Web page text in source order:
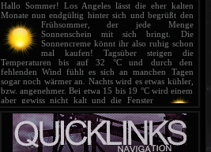
Hallo Sommer! Los Angeles lässt die eher kalten
Monate nun endgültig hinter sich und begrüßt den
Frühsommer, der jede Menge
Sonnenschein mit sich bringt. Die
Sonnencreme könnt ihr also ruhig schon
mal kaufen! Tagsüber steigen die
Temperaturen bis auf 32 °C und durch den
fehlenden Wind fühlt es sich an manchen Tagen
sogar noch wärmer an. Nachts wird es etwas kühler,
bzw. angenehmer. Bei etwa 15 bis 19 °C wird einem
aber gewiss nicht kalt und die Fenster
sollte auch mit Unwettern und
Regenschauern gerechnet werden, die
sich bei dem warmen Wetter relativ leicht
entwickeln. Insgesamt blickt Los Angeles aber auf